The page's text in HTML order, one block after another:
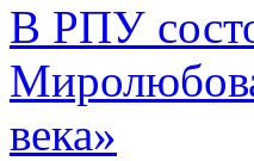
В РПУ
века»